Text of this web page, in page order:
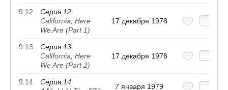
9.12
Серия 12
California, Here
We Are (Part 1)
17 декабря 1978
9.13
Серия 13
California, Here
We Are (Part 2)
17 декабря 1978
9.14
Серия 14
7 января 1979